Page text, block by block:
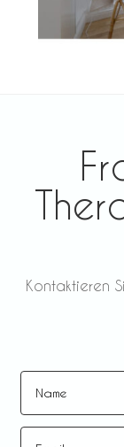
Kontaktieren